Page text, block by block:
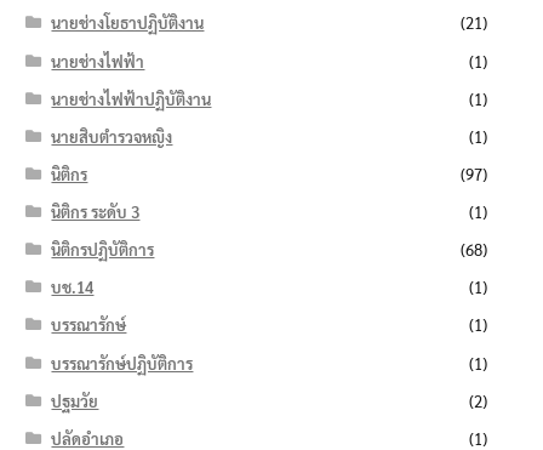
นายช่างโยธาปฏิบัติงาน
(21)
นายช่างไฟฟ้า
(1)
นายช่างไฟฟ้าปฏิบัติงาน
(1)
นายสิบตำรวจหญิง
(1)
นิติกร
(97)
นิติกร ระดับ 3
(1)
นิติกรปฏิบัติการ
(68)
บช.14
(1)
บรรณารักษ์
(1)
บรรณารักษ์ปฏิบัติการ
(1)
ปฐมวัย
(2)
ปลัดอำเภอ
(1)